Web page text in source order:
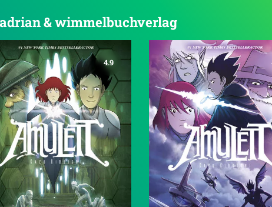
& wimmelbuchverlag
4.9